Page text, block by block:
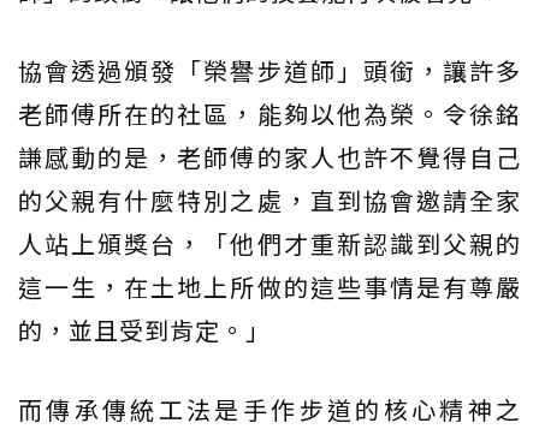
協會透過頒發「榮譽步道師」頭銜，讓許多
老師傅所在的社區，能夠以他為榮。令徐銘
謙感動的是，老師傅的家人也許不覺得自己
的父親有什麼特別之處，直到協會邀請全家
人站上頒獎台，「他們才重新認識到父親的
這一生，在土地上所做的這些事情是有尊嚴
的，並且受到肯定。」
而傳承傳統工法是手作步道的核心精神之